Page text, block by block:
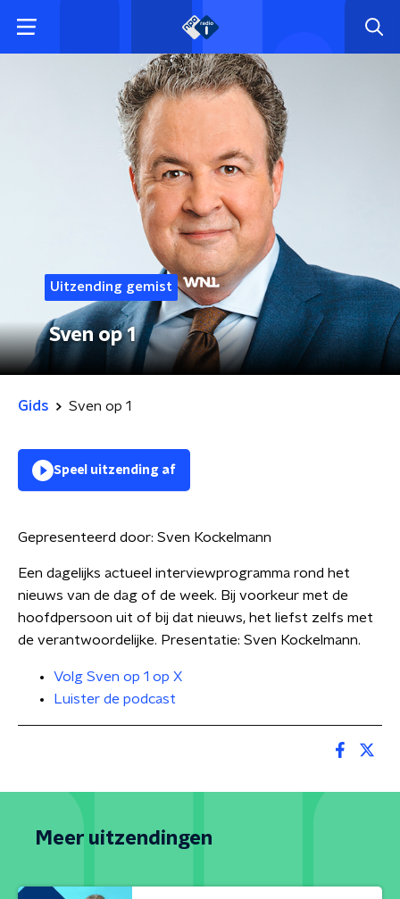
Uitzending gemist
Sven op 1
Gids Sven op 1
Speel uitzending af
Gepresenteerd door: Sven Kockelmann
Een dagelijks actueel interviewprogramma rond het
nieuws van de dag of de week. Bij voorkeur met de
hoofdpersoon uit of bij dat nieuws, het liefst zelfs met
de verantwoordelijke. Presentatie: Sven Kockelmann.
Volg Sven op 1 op X
Luister de podcast
Meer uitzendingen